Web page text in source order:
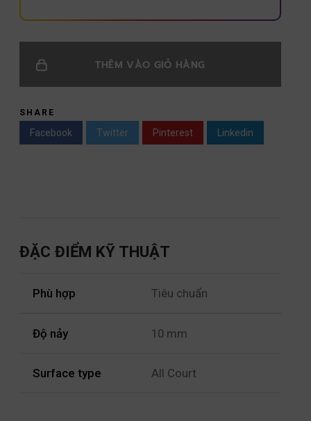
THÊM VÀO GIỎ HÀNG
SHARE
Facebook Twitter Pinterest Linkedin
ĐẶC ĐIỂM KỸ THUẬT
Phù hợp Tiêu chuẩn
Độ nảy 10 mm
Surface type All Court